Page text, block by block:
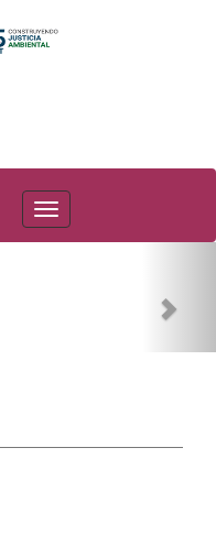
PAOT